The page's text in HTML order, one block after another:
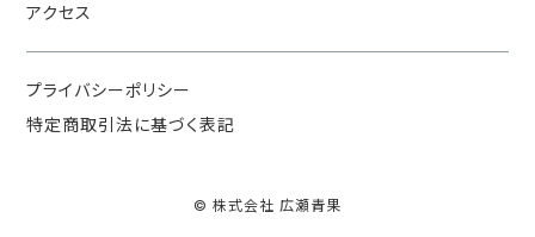
アクセス
プライバシーポリシー
特定商取引法に基づく表記
© 株式会社 広瀬青果